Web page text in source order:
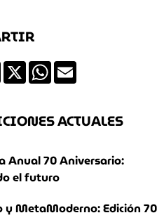
Facebook
X WhatsApp
ACTUALES
Anual 70 Aniversario:
el futuro
y MetaModerno: Edición 70